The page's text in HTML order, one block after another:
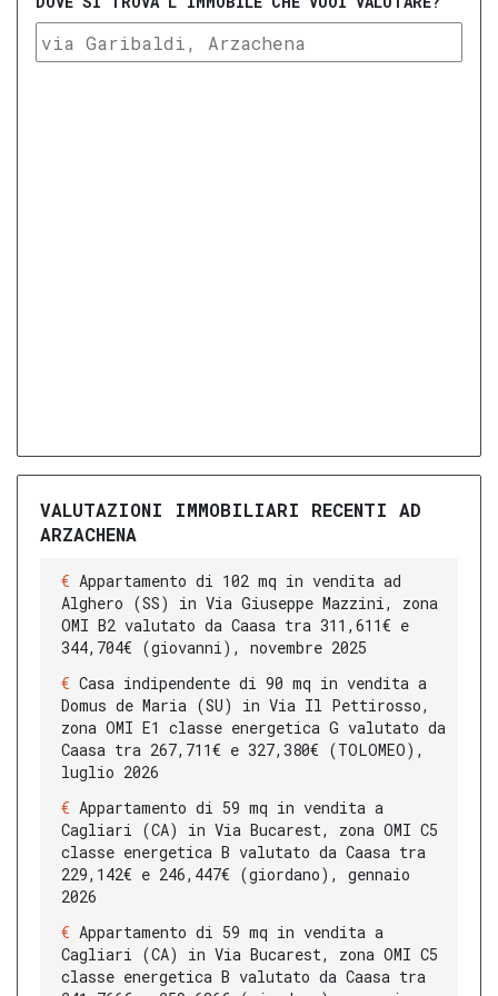
VALUTAZIONI IMMOBILIARI RECENTI AD
ARZACHENA
Appartamento di 102 mq in vendita ad
Alghero (SS) in Via Giuseppe Mazzini, zona
OMI B2 valutato da Caasa tra 311,611€ e
344,704€ (giovanni), novembre 2025
Casa indipendente di 90 mq in vendita a
Domus de Maria (SU) in Via Il Pettirosso,
zona OMI E1 classe energetica G valutato da
Caasa tra 267,711€ e 327,380€ (TOLOMEO),
luglio 2026
Appartamento di 59 mq in vendita a
Cagliari (CA) in Via Bucarest, zona OMI C5
classe energetica B valutato da Caasa tra
229,142€ e 246,447€ (giordano), gennaio
2026
Appartamento di 59 mq in vendita a
Cagliari (CA) in Via Bucarest, zona OMI C5
classe energetica B valutato da Caasa tra